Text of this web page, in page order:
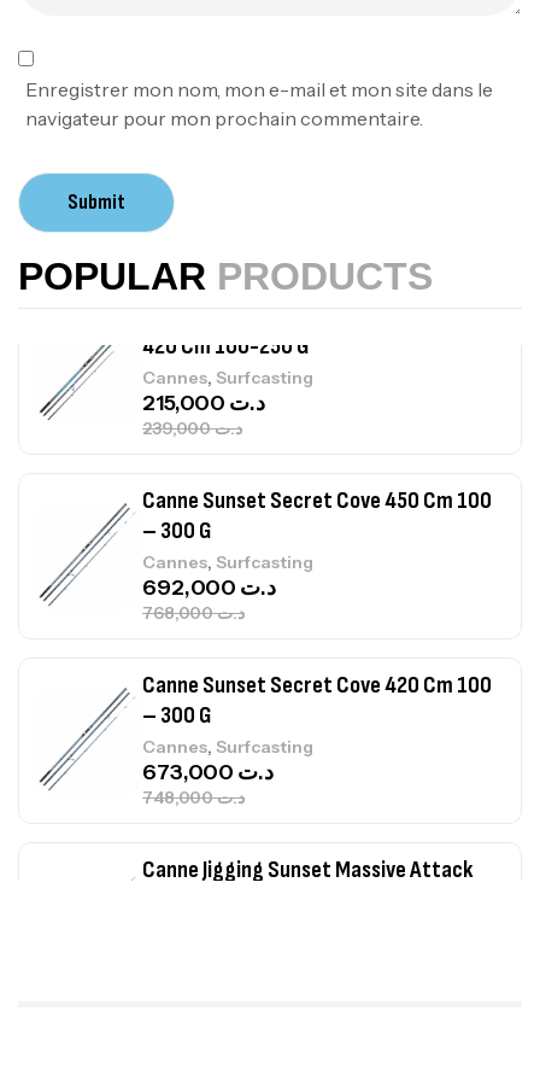
Enregistrer mon nom, mon e-mail et mon site dans le
navigateur pour mon prochain commentaire.
Submit
POPULAR PRODUCTS
Bagagerie
د.ت
د.ت378,000
Volant 3 Branches Inox T26S/35
Accastillage bateau
420 Cm 100-250 G
Cannes, Surfcasting
د.ت239,000
د.ت
Canne Sunset Secret Cove 450 Cm 100
– 300 G
Cannes, Surfcasting
د.ت768,000
د.ت
Canne Sunset Secret Cove 420 Cm 100
– 300 G
Cannes, Surfcasting
د.ت748,000
د.ت
Canne Jigging Sunset Massive Attack